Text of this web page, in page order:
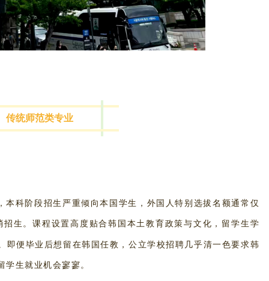
传统师范类专业
本科阶段招生严重倾向本国学生，外国人特别选拔名额通常仅
生。课程设置高度贴合韩国本土教育政策与文化，留学生学
即便毕业后想留在韩国任教，公立学校招聘几乎清一色要求韩
生就业机会寥寥。